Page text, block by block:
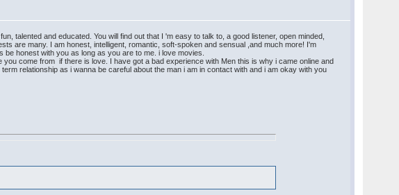
talented and educated. You will find out that I 'm easy to talk to, a good listener, open minded,
are many. I am honest, intelligent, romantic, soft-spoken and sensual ,and much more! I'm
honest with you as long as you are to me. i love movies.
come from if there is love. I have got a bad experience with Men this is why i came online and
relationship as i wanna be careful about the man i am in contact with and i am okay with you